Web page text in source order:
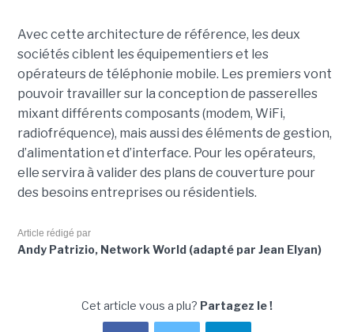
Avec cette architecture de référence, les deux
sociétés ciblent les équipementiers et les
opérateurs de téléphonie mobile. Les premiers vont
pouvoir travailler sur la conception de passerelles
mixant différents composants (modem, WiFi,
radiofréquence), mais aussi des éléments de gestion,
d’alimentation et d’interface. Pour les opérateurs,
elle servira à valider des plans de couverture pour
des besoins entreprises ou résidentiels.
Article rédigé par
Andy Patrizio, Network World (adapté par Jean Elyan)
Cet article vous a plu? Partagez le !